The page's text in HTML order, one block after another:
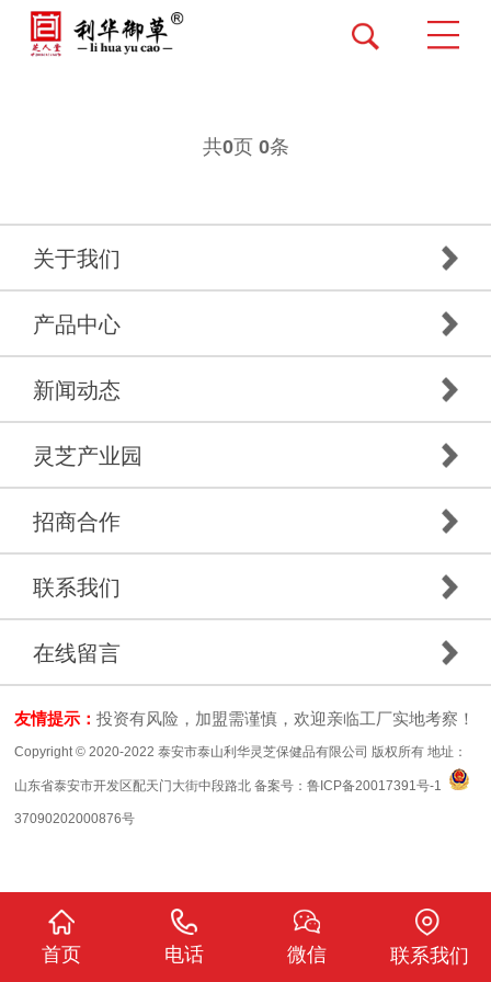
共0页 0条
关于我们
产品中心
新闻动态
灵芝产业园
招商合作
联系我们
在线留言
友情提示：投资有风险，加盟需谨慎，欢迎亲临工厂实地考察！
Copyright © 2020-2022 泰安市泰山利华灵芝保健品有限公司 版权所有 地址：
山东省泰安市开发区配天门大街中段路北 备案号：鲁ICP备20017391号-1
37090202000876号
首页 电话 微信 联系我们